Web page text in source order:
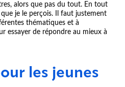
alors que pas du tout. En tout
que je le perçois. Il faut justement
thématiques et à
essayer de répondre au mieux à
les jeunes